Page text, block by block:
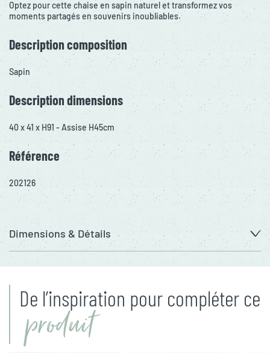
Optez pour cette chaise en sapin naturel et transformez vos
moments partagés en souvenirs inoubliables.
Description composition
Sapin
Description dimensions
40 x 41 x H91 - Assise H45cm
Référence
202126
Dimensions & Détails
De l’inspiration pour compléter ce
produit